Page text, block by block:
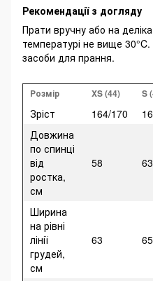
Рекомендації з догляду
Прати вручну або на
температурі не вище
засоби для прання.
Розмір XS (44) S
Зріст 164/170
Довжина
по спинці
від
ростка,
см
58 63
Ширина
на рівні
лінії
грудей,
см
63 65